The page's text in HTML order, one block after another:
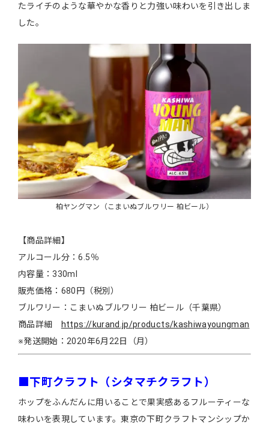
たライチのような華やかな香りと力強い味わいを引き出しま
した。
柏ヤングマン（こまいぬブルワリー 柏ビール）
【商品詳細】
アルコール分：6.5％
内容量：330ml
販売価格：680円（税別）
ブルワリー：こまいぬブルワリー 柏ビール（千葉県）
商品詳細
https://kurand.jp/products/kashiwayoungman
※発送開始：2020年6月22日（月）
■下町クラフト（シタマチクラフト）
ホップをふんだんに用いることで果実感あるフルーティーな
味わいを表現しています。東京の下町クラフトマンシップか